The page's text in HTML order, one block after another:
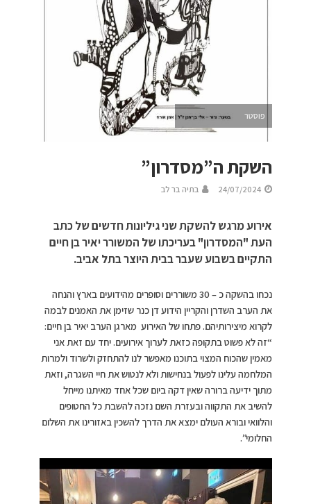
פוסטר
השקת ה”מסדרון”
24/07/2024 בתיה בר לב
אירוע מרגש להשקת שני גיליונות חדשים של כתב
העת "המסדרון" בעריכתו של המשורר יאיר בן חיים
התקיים בשבוע שעבר בבית היוצר בתל אביב.
נכחו בהשקה כ – 30 משוררים וסופרים מהידועים בארץ והנחה
את הערב השדרן והקריין הידוע דן כנר שזימן את האמנים לבמה
לקרוא מיצירותיהם. פתחו של האירוע מארגן הערב יאיר בן חיים:
“זה לא פשוט בתקופה כזאת לערוך אירועים. יחד עם זאת אני
מאמין שהכוח המצוי בתוכנו מאפשר לנו להתחזק ולשרוד ולמרות
המלחמה עלינו לפעול בנחישות ולא לנטוש את חיי השגרה, וזאת
מתוך ידיעה ברורה שאין דקה ביום שכל אחד מאיתנו מייחל
להשיב את התקווה ובעזרת השם נזכה להשבת כל החטופים
והלוואי ובורא העולם ימצא את הדרך להשכין באזורינו את השלום
החלומי”.